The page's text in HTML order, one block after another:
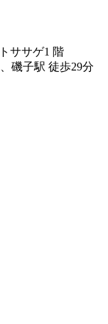
ササゲ1 階
磯子駅 徒歩29分